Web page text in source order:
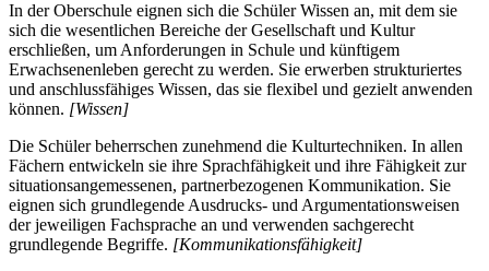
In der Oberschule eignen sich die Schüler Wissen an, mit dem sie
sich die wesentlichen Bereiche der Gesellschaft und Kultur
erschließen, um Anforderungen in Schule und künftigem
Erwachsenenleben gerecht zu werden. Sie erwerben strukturiertes
und anschlussfähiges Wissen, das sie flexibel und gezielt anwenden
können. [Wissen]
Die Schüler beherrschen zunehmend die Kulturtechniken. In allen
Fächern entwickeln sie ihre Sprachfähigkeit und ihre Fähigkeit zur
situationsangemessenen, partnerbezogenen Kommunikation. Sie
eignen sich grundlegende Ausdrucks- und Argumentationsweisen
der jeweiligen Fachsprache an und verwenden sachgerecht
grundlegende Begriffe. [Kommunikationsfähigkeit]